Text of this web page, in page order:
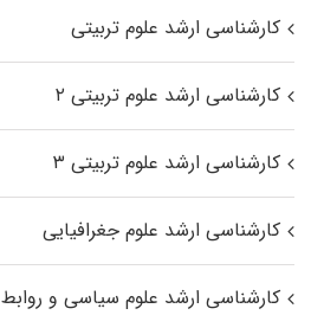
کارشناسی ارشد علوم تربیتی
کارشناسی ارشد علوم تربیتی ۲
کارشناسی ارشد علوم تربیتی ۳
کارشناسی ارشد علوم جغرافیایی
کارشناسی ارشد علوم سیاسی و روابط